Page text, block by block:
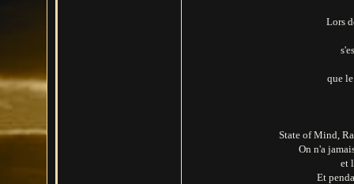
Lors
que
State of Mind,
On n'a
et
Et